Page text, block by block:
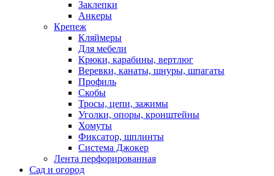
Заклепки
Анкеры
Крепеж
Кляймеры
Для мебели
Крюки, карабины, вертлюг
Веревки, канаты, шнуры, шпагаты
Профиль
Скобы
Тросы, цепи, зажимы
Уголки, опоры, кронштейны
Хомуты
Фиксатор, шплинты
Система Джокер
Лента перфорированная
Сад и огород